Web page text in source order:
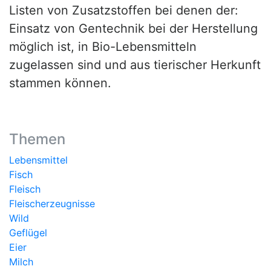
Listen von Zusatzstoffen bei denen der:
Einsatz von Gentechnik bei der Herstellung
möglich ist, in Bio-Lebensmitteln
zugelassen sind und aus tierischer Herkunft
stammen können.
Themen
Lebensmittel
Fisch
Fleisch
Fleischerzeugnisse
Wild
Geflügel
Eier
Milch